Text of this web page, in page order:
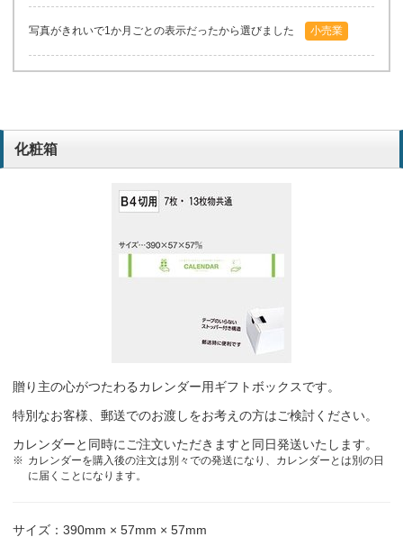
写真がきれいで1か月ごとの表示だったから選びました 小売業
化粧箱
贈り主の心がつたわるカレンダー用ギフトボックスです。
特別なお客様、郵送でのお渡しをお考えの方はご検討ください。
カレンダーと同時にご注文いただきますと同日発送いたします。
カレンダーを購入後の注文は別々での発送になり、カレンダーとは別の日
に届くことになります。
サイズ：390mm × 57mm × 57mm